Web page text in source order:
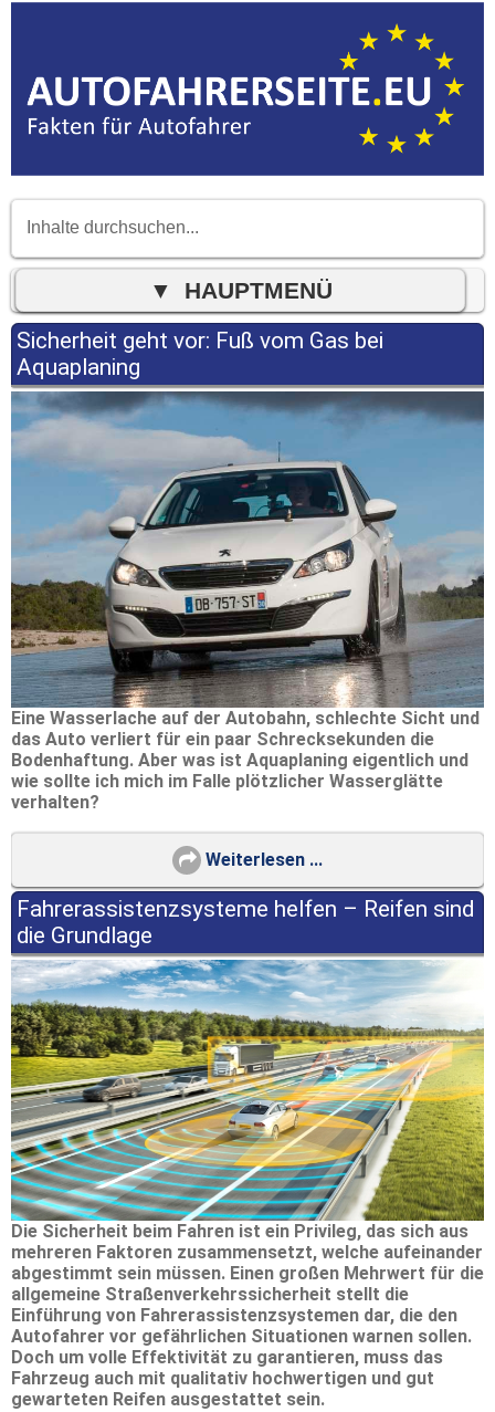
Sicherheit geht vor: Fuß vom Gas bei
Aquaplaning
Eine Wasserlache auf der Autobahn, schlechte Sicht und
das Auto verliert für ein paar Schrecksekunden die
Bodenhaftung. Aber was ist Aquaplaning eigentlich und
wie sollte ich mich im Falle plötzlicher Wasserglätte
verhalten?
Weiterlesen ...
Fahrerassistenzsysteme helfen – Reifen sind
die Grundlage
Die Sicherheit beim Fahren ist ein Privileg, das sich aus
mehreren Faktoren zusammensetzt, welche aufeinander
abgestimmt sein müssen. Einen großen Mehrwert für die
allgemeine Straßenverkehrssicherheit stellt die
Einführung von Fahrerassistenzsystemen dar, die den
Autofahrer vor gefährlichen Situationen warnen sollen.
Doch um volle Effektivität zu garantieren, muss das
Fahrzeug auch mit qualitativ hochwertigen und gut
gewarteten Reifen ausgestattet sein.